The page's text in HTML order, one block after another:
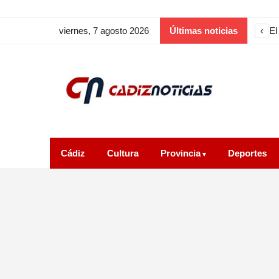
viernes, 7 agosto 2026 Últimas noticias ‹
Cádiz Cultura Provincia Deportes